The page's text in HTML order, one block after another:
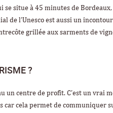
se situe à 45 minutes de
de l’Unesco est aussi un
grillée aux sarments de
?
un centre de profit. C’est un vrai
car cela permet de communiquer